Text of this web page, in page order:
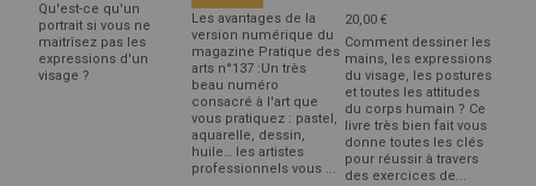
Qu'est-ce qu'un
portrait si vous ne
maitrîsez pas les
expressions d'un
visage ?
Les avantages de la
version numérique du
magazine Pratique des
arts n°137 :Un très
beau numéro
consacré à l'art que
vous pratiquez : pastel,
aquarelle, dessin,
huile… les artistes
professionnels vous ...
20,00 €
Comment dessiner les
mains, les expressions
du visage, les postures
et toutes les attitudes
du corps humain ? Ce
livre très bien fait vous
donne toutes les clés
pour réussir à travers
des exercices de...